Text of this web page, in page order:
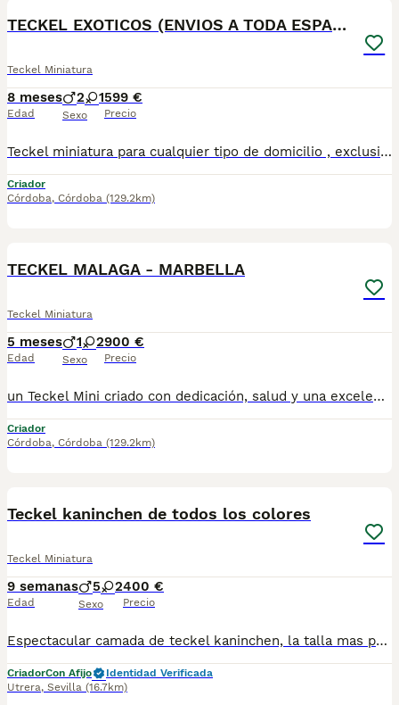
TECKEL EXOTICOS (ENVIOS A TODA ESPAÑA)
Teckel Miniatura
8 meses
Edad
2 1
Sexo
599 €
Precio
Teckel miniatura para cualquier tipo de domicilio , exclusivamente a personas que busquen un miembro mas de la familia , los cachorros se encuentran socializados y libres de cualquier tipo de enfermedad virica y congenita , son una autentica monada , tenemos disponibles machos y hembras , hacemos entregas a toda España personalmente 670864332
Criador
Córdoba, Córdoba (129.2km)
TECKEL MALAGA - MARBELLA
Teckel Miniatura
5 meses
Edad
1 2
Sexo
900 €
Precio
un Teckel Mini criado con dedicación, salud y una excelente socialización desde sus primeras semanas de vida, estaremos encantados de ayudarte. 🚚 Realizamos entregas en toda España, con especial frecuencia en Andalucía: Sevilla, Málaga, Cádiz, Córdoba, Granada, Jaén, Huelva y Almería. También entregamos habitualmente en Marbella, Jerez de la Frontera, Estepona, Fuengirola, Benalmádena, Mijas, Dos Hermanas y cualquier punto de España. Entrega 100% a contrarreembolso. No tendrás que adelantar el importe del cachorro. Lo recibirás en la puerta de tu casa mediante transporte especializado y podrás comprobar que todo está correcto antes de realizar el pago. Nuestros cachorros se entregan: ✅ Vacunados y desparasitados según su edad. ✅ Con microchip, cartilla veterinaria y documentación al día. ✅ Revisados veterinariamente antes de salir de nuestras instalaciones. ✅ Procedentes de excelentes líneas, seleccionadas por salud, carácter y morfología. ✅ Perfectamente socializados y acostumbrados al contacto diario con personas. ✅ Iniciados en el aprendizaje para hacer sus necesidades sobre empapador, facilitando su adaptación al nuevo hogar.670864332
Criador
Córdoba, Córdoba (129.2km)
Teckel kaninchen de todos los colores
Teckel Miniatura
9 semanas
Edad
5 2
Sexo
400 €
Precio
Espectacular camada de teckel kaninchen, la talla mas pequeña de la raza. Machos y hembras arlequín chocolate, chocolates y macho negro fuego. Precio desde 400€. Solo respondo al 667 45 21 49. Criados en ambiente familiar Y sociabilizados, se entregan con 60 dias , vacunas acordes a la edad de entrega, desparacitaciones, cartilla y revisión veterinaria.
CriadorCon Afijo
Identidad Verificada
Utrera, Sevilla (16.7km)